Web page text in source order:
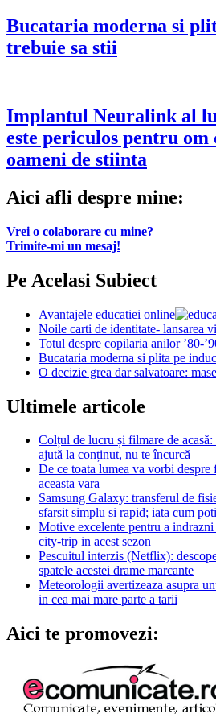
Bucataria moderna si
trebuie sa stii
Implantul Neuralink al
este periculos pentru
oameni de stiinta
Aici afli despre mine:
Vrei o colaborare cu mine?
Trimite-mi un mesaj!
Pe Acelasi Subiect
Avantajele educatiei online
Noile carti de identitate- lansarea
Totul despre copilaria anilor ’80-
Bucataria moderna si plita pe
O decizie grea dar salvatoare:
Ultimele articole
Colțul de lucru și filmare de
ajută la conținut, nu te încurcă
De ce toata lumea va vorbi
aceasta vara
Samsung Galaxy: transferul de
sfarsit simplu si rapid; iata cum
Motive excelente pentru a
city-trip in acest sezon
Pescuitul interzis (Netflix):
spatele acestei drame marcante
Meteorologii avertizeaza asupra
in cea mai mare parte a tarii
Aici te promovezi: